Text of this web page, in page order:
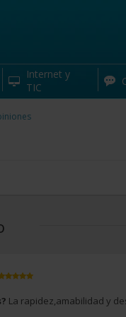
Internet y
TIC
La rapidez,amabilidad y